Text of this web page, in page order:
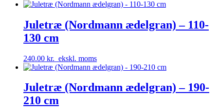
Juletræ (Nordmann ædelgran) – 110-
130 cm
240.00 kr. ekskl. moms
Juletræ (Nordmann ædelgran) – 190-
210 cm